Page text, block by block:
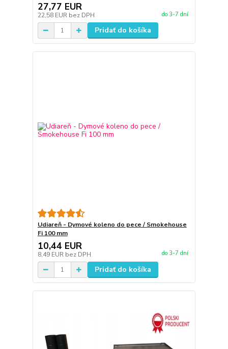
27,77 EUR
22,58 EUR bez DPH do 3-7 dní
Pridať do košíka
Udiareň - Dymové koleno do pece / Smokehouse
Fi 100 mm
10,44 EUR
8,49 EUR bez DPH do 3-7 dní
Pridať do košíka